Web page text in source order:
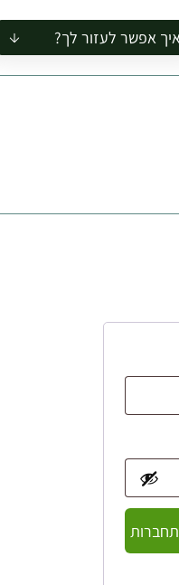
איך אפשר לעזור לך?
סיור לקבוצה
ביקור בצריף